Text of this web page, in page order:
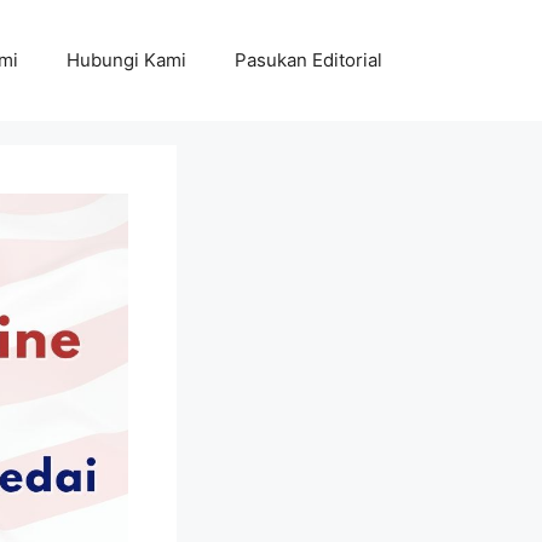
Hubungi Kami Pasukan Editorial